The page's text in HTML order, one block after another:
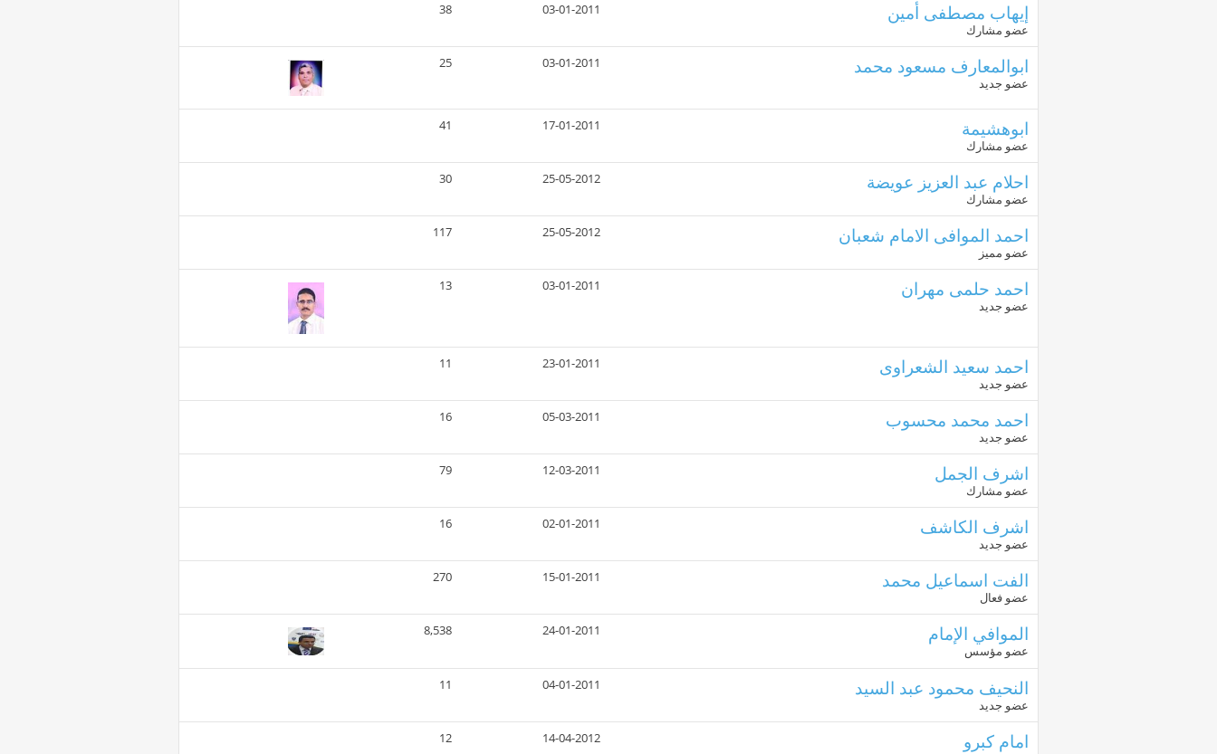
إيهاب مصطفى أمين
عضو مشارك
03-01-2011
38
ابوالمعارف مسعود محمد
عضو جديد
03-01-2011
25
ابوهشيمة
عضو مشارك
17-01-2011
41
احلام عبد العزيز عويضة
عضو مشارك
25-05-2012
30
احمد الموافى الامام شعبان
عضو مميز
25-05-2012
117
احمد حلمى مهران
عضو جديد
03-01-2011
13
احمد سعيد الشعراوى
عضو جديد
23-01-2011
11
احمد محمد محسوب
عضو جديد
05-03-2011
16
اشرف الجمل
عضو مشارك
12-03-2011
79
اشرف الكاشف
عضو جديد
02-01-2011
16
الفت اسماعيل محمد
عضو فعال
15-01-2011
270
الموافي الإمام
عضو مؤسس
24-01-2011
8,538
النحيف محمود عبد السيد
عضو جديد
04-01-2011
11
امام كبرو 14-04-2012
12